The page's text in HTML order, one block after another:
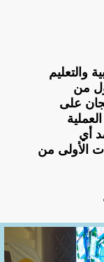
والتعليم
من
على
أي
الأولى من